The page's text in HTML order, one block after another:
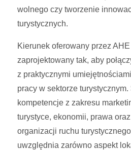
wolnego czy tworzenie
turystycznych.
Kierunek oferowany przez
zaprojektowany tak, aby
z praktycznymi
pracy w sektorze
kompetencje z zakresu
turystyce, ekonomii, prawa
organizacji ruchu
uwzględnia zarówno aspekt